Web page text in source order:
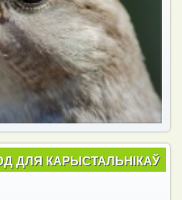
ДЛЯ КАРЫСТАЛЬНІКАЎ